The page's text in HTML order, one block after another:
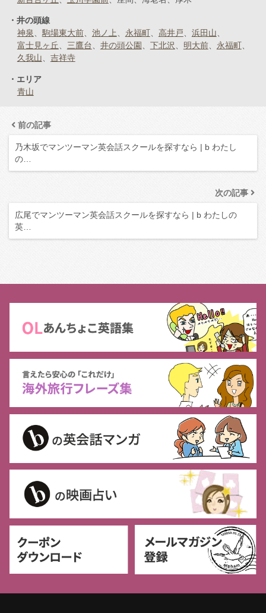
井の頭線
神泉
駒場東大前 池ノ上 永福町 高井戸
浜田山
富士見ヶ丘
三鷹台 井の頭公園 下北沢 明大前
永福町
久我山
吉祥寺
エリア
青山
前の記事
乃木坂でマンツーマン英会話スクールを探すなら | b わたし
の…
次の記事
広尾でマンツーマン英会話スクールを探すなら | b わたしの
英…